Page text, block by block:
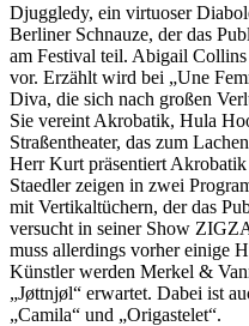
Djuggledy, ein virtuoser
Berliner Schnauze, der das
am Festival teil. Abigail
vor. Erzählt wird bei „Une
Diva, die sich nach großen
Sie vereint Akrobatik, Hula
Straßentheater, das zum
Herr Kurt präsentiert
Staedler zeigen in zwei
mit Vertikaltüchern, der das
versucht in seiner Show
muss allerdings vorher einige
Künstler werden Merkel &
„Jøttnjøl“ erwartet. Dabei ist
„Camila“ und „Origastelet“.